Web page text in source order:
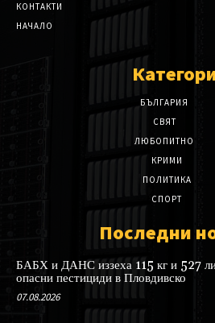
КОНТАКТИ
НАЧАЛО
БЪЛГАРИЯ
СВЯТ
ЛЮБОПИТНО
КРИМИ
ПОЛИТИКА
СПОРТ
Последни
БАБХ и ДАНС иззеха 115 кг и 527
опасни пестициди в Пловдивско
07.08.2026